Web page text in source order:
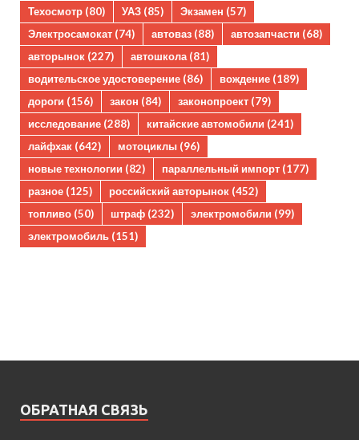
Техосмотр (80) УАЗ (85) Экзамен (57)
Электросамокат (74) автоваз (88) автозапчасти (68)
авторынок (227) автошкола (81)
водительское удостоверение (86) вождение (189)
дороги (156) закон (84) законопроект (79)
исследование (288) китайские автомобили (241)
лайфхак (642) мотоциклы (96)
новые технологии (82) параллельный импорт (177)
разное (125) российский авторынок (452)
топливо (50) штраф (232) электромобили (99)
электромобиль (151)
ОБРАТНАЯ СВЯЗЬ